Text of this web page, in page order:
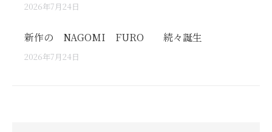
2026年7月24日
新作の NAGOMI FURO 続々誕生
2026年7月24日